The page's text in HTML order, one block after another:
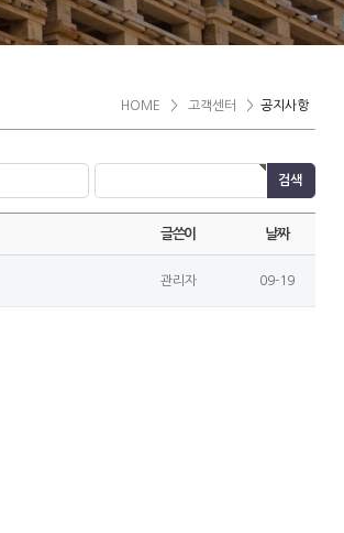
HOME > 고객센터 > 공지사항
글쓴이 날짜
관리자 09-19